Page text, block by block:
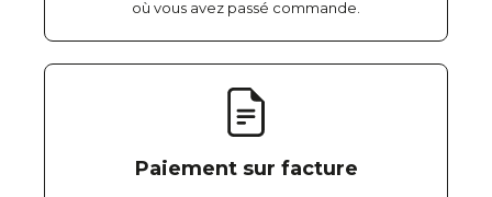
où vous avez passé commande.
Paiement sur facture